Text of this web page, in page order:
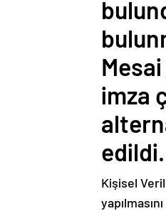
imza
edildi.
Kişisel